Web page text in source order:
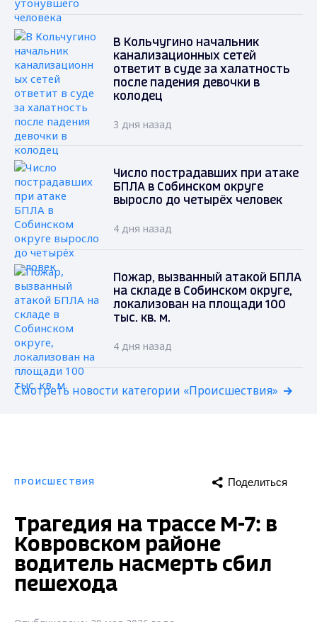
В Кольчугино начальник
канализационных сетей
ответит в суде за халатность
после падения девочки в
колодец
3 дня назад
Число пострадавших при атаке
БПЛА в Собинском округе
выросло до четырёх человек
4 дня назад
Пожар, вызванный атакой БПЛА
на складе в Собинском округе,
локализован на площади 100
тыс. кв. м.
4 дня назад
Смотреть новости категории «Происшествия»
ПРОИСШЕСТВИЯ Поделиться
Трагедия на трассе М-7: в
Ковровском районе
водитель насмерть сбил
пешехода